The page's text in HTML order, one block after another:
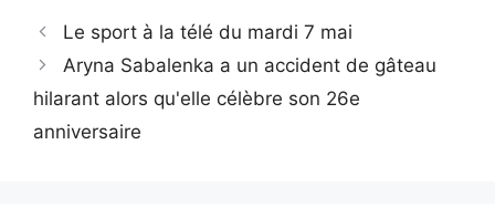
Le sport à la télé du mardi 7 mai
Aryna Sabalenka a un accident de gâteau
hilarant alors qu'elle célèbre son 26e
anniversaire